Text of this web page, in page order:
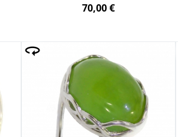
70,00 €